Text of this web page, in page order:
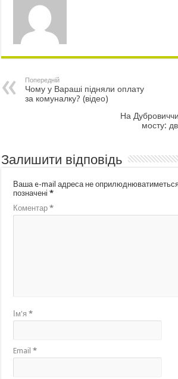
Попередній
Чому у Вараші підняли оплату
за комуналку? (відео)
На
мосту:
Залишити відповідь
Ваша e-mail адреса не
позначені*
Коментар*
Ім'я*
Email*